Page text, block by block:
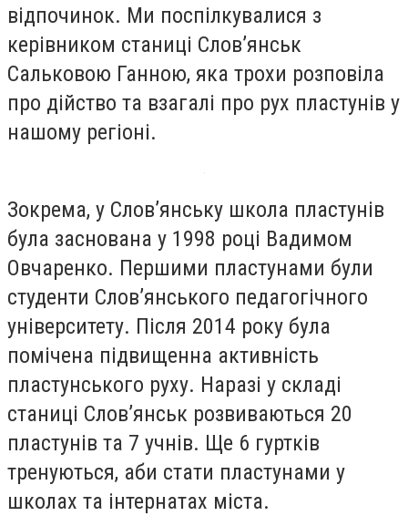
відпочинок. Ми поспілкувалися з
керівником станиці Словʼянськ
Сальковою Ганною, яка трохи розповіла
про дійство та взагалі про рух пластунів у
нашому регіоні.
Зокрема, у Словʼянську школа пластунів
була заснована у 1998 році Вадимом
Овчаренко. Першими пластунами були
студенти Словʼянського педагогічного
університету. Після 2014 року була
помічена підвищенна активність
пластунського руху. Наразі у складі
станиці Словʼянськ розвиваються 20
пластунів та 7 учнів. Ще 6 гуртків
тренуються, аби стати пластунами у
школах та інтернатах міста.